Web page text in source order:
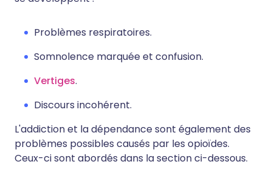
Problèmes respiratoires.
Somnolence marquée et confusion.
Vertiges.
Discours incohérent.
L'addiction et la dépendance sont également des
problèmes possibles causés par les opioïdes.
Ceux-ci sont abordés dans la section ci-dessous.